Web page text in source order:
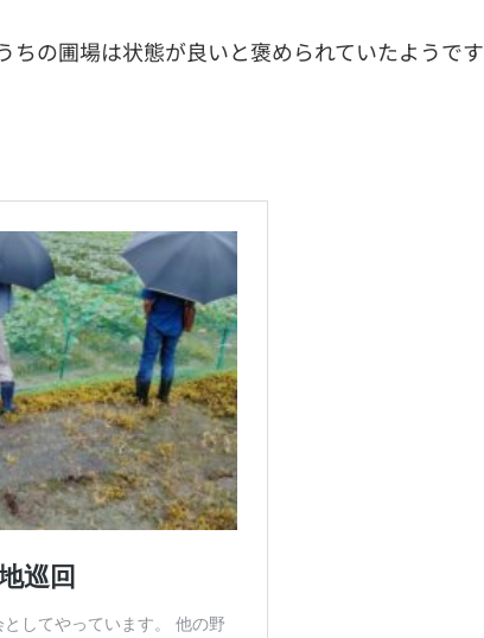
ちの圃場は状態が良いと褒められていたようです